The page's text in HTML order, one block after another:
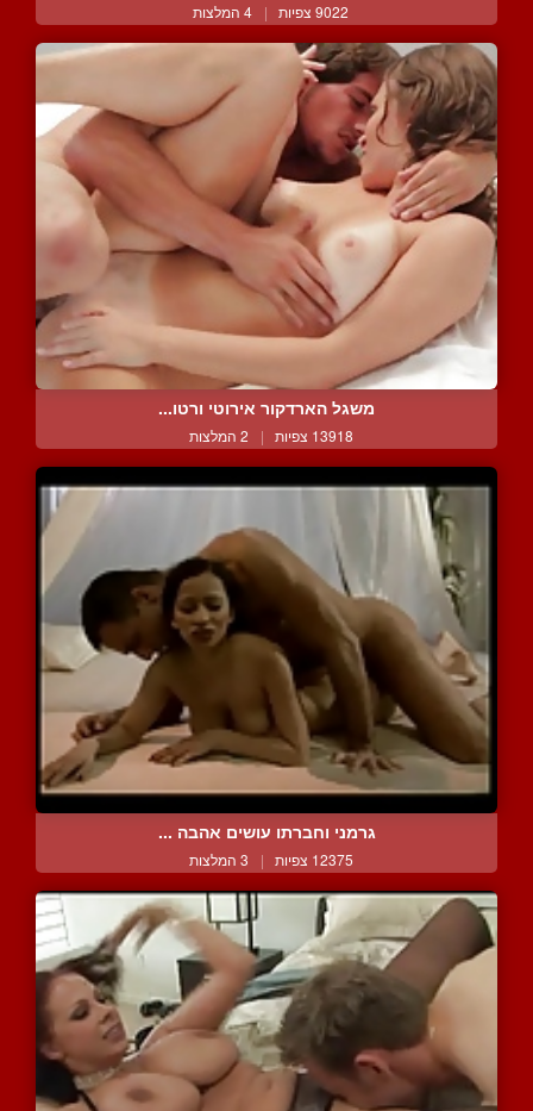
9022 צפיות | 4 המלצות
משגל הארדקור אירוטי ורטו...
13918 צפיות | 2 המלצות
גרמני וחברתו עושים אהבה ...
12375 צפיות | 3 המלצות